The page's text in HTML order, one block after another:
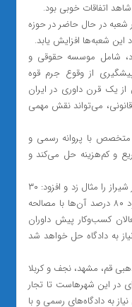
اتفاقات خوبی بود.
در حال حاضر در حوزه
این شعبه‌ها افزایش یابد.
شامل موسسه حقوقی و
از وقوع جرم قوه
از یک قرن داوری در ایران
می‌تواند نقش مهمی
با پروانه رسمی و
و کم‌هزینه حل می‌کند و
حجت‌الاسلام موسوی تجربه شخصی خود در شیراز را مثال زد و افزود: ۳۰
هزار پرونده را به داوری ارجاع دادم که حدود ۸۰ درصد آن‌ها با مصالحه
کسب‌وکار پیش داوران
به دادگاه حل خواهد شد
قم، مشهد، نجف و کربلا
در این شهرهاست تا تجار
به دادگاه‌های رسمی و با